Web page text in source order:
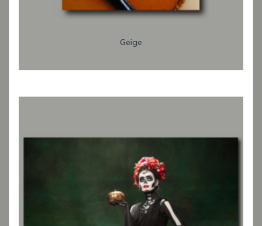
Geige